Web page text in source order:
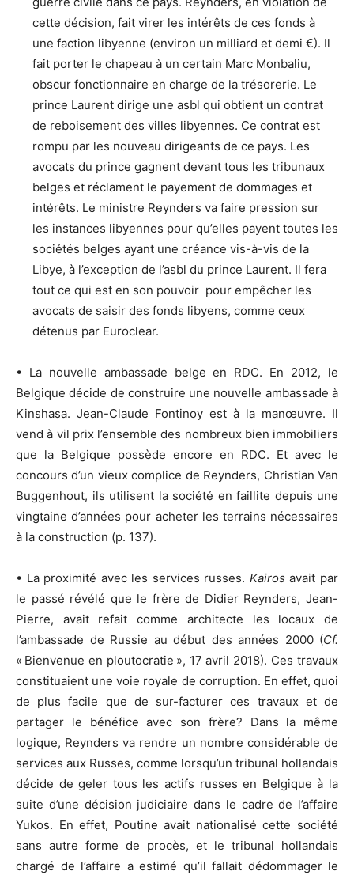
cette décision, fait virer les intérêts de ces fonds à
une faction libyenne (environ un milliard et demi €). Il
fait porter le chapeau à un certain Marc Monbaliu,
obscur fonctionnaire en charge de la trésorerie. Le
prince Laurent dirige une asbl qui obtient un contrat
de reboisement des villes libyennes. Ce contrat est
rompu par les nouveau dirigeants de ce pays. Les
avocats du prince gagnent devant tous les tribunaux
belges et réclament le payement de dommages et
intérêts. Le ministre Reynders va faire pression sur
les instances libyennes pour qu’elles payent toutes les
sociétés belges ayant une créance vis-à-vis de la
Libye, à l’exception de l’asbl du prince Laurent. Il fera
tout ce qui est en son pouvoir pour empêcher les
avocats de saisir des fonds libyens, comme ceux
détenus par Euroclear.
• La nouvelle ambassade belge en RDC. En 2012, le
Belgique décide de construire une nouvelle ambassade à
Kinshasa. Jean-Claude Fontinoy est à la manœuvre. Il
vend à vil prix l’ensemble des nombreux bien immobiliers
que la Belgique possède encore en RDC. Et avec le
concours d’un vieux complice de Reynders, Christian Van
Buggenhout, ils utilisent la société en faillite depuis une
vingtaine d’années pour acheter les terrains nécessaires
à la construction (p. 137).
• La proximité avec les services russes. Kairos avait par
le passé révélé que le frère de Didier Reynders, Jean-
Pierre, avait refait comme architecte les locaux de
l’ambassade de Russie au début des années 2000 (Cf.
« Bienvenue en ploutocratie », 17 avril 2018). Ces travaux
constituaient une voie royale de corruption. En effet, quoi
de plus facile que de sur-facturer ces travaux et de
partager le bénéfice avec son frère? Dans la même
logique, Reynders va rendre un nombre considérable de
services aux Russes, comme lorsqu’un tribunal hollandais
décide de geler tous les actifs russes en Belgique à la
suite d’une décision judiciaire dans le cadre de l’affaire
Yukos. En effet, Poutine avait nationalisé cette société
sans autre forme de procès, et le tribunal hollandais
chargé de l’affaire a estimé qu’il fallait dédommager le